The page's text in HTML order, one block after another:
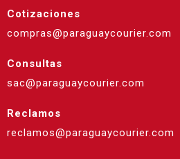
Cotizaciones
compras@paraguaycourier.com
Consultas
sac@paraguaycourier.com
Reclamos
reclamos@paraguaycourier.com